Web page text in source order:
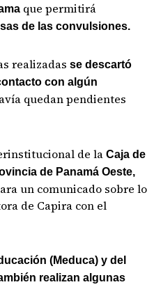
que permitirá
de las convulsiones.
realizadas se descartó
con algún
quedan pendientes
de la Caja de
de Panamá Oeste,
un comunicado sobre lo
de Capira con el
(Meduca) y del
realizan algunas